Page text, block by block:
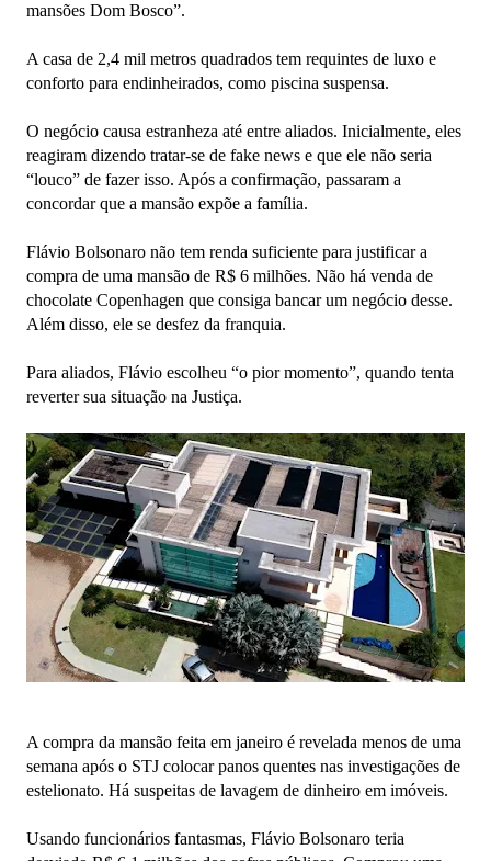
mansões Dom Bosco”.
A casa de 2,4 mil metros quadrados tem requintes de luxo e
conforto para endinheirados, como piscina suspensa.
O negócio causa estranheza até entre aliados. Inicialmente, eles
reagiram dizendo tratar-se de fake news e que ele não seria
“louco” de fazer isso. Após a confirmação, passaram a
concordar que a mansão expõe a família.
Flávio Bolsonaro não tem renda suficiente para justificar a
compra de uma mansão de R$ 6 milhões. Não há venda de
chocolate Copenhagen que consiga bancar um negócio desse.
Além disso, ele se desfez da franquia.
Para aliados, Flávio escolheu “o pior momento”, quando tenta
reverter sua situação na Justiça.
A compra da mansão feita em janeiro é revelada menos de uma
semana após o STJ colocar panos quentes nas investigações de
estelionato. Há suspeitas de lavagem de dinheiro em imóveis.
Usando funcionários fantasmas, Flávio Bolsonaro teria